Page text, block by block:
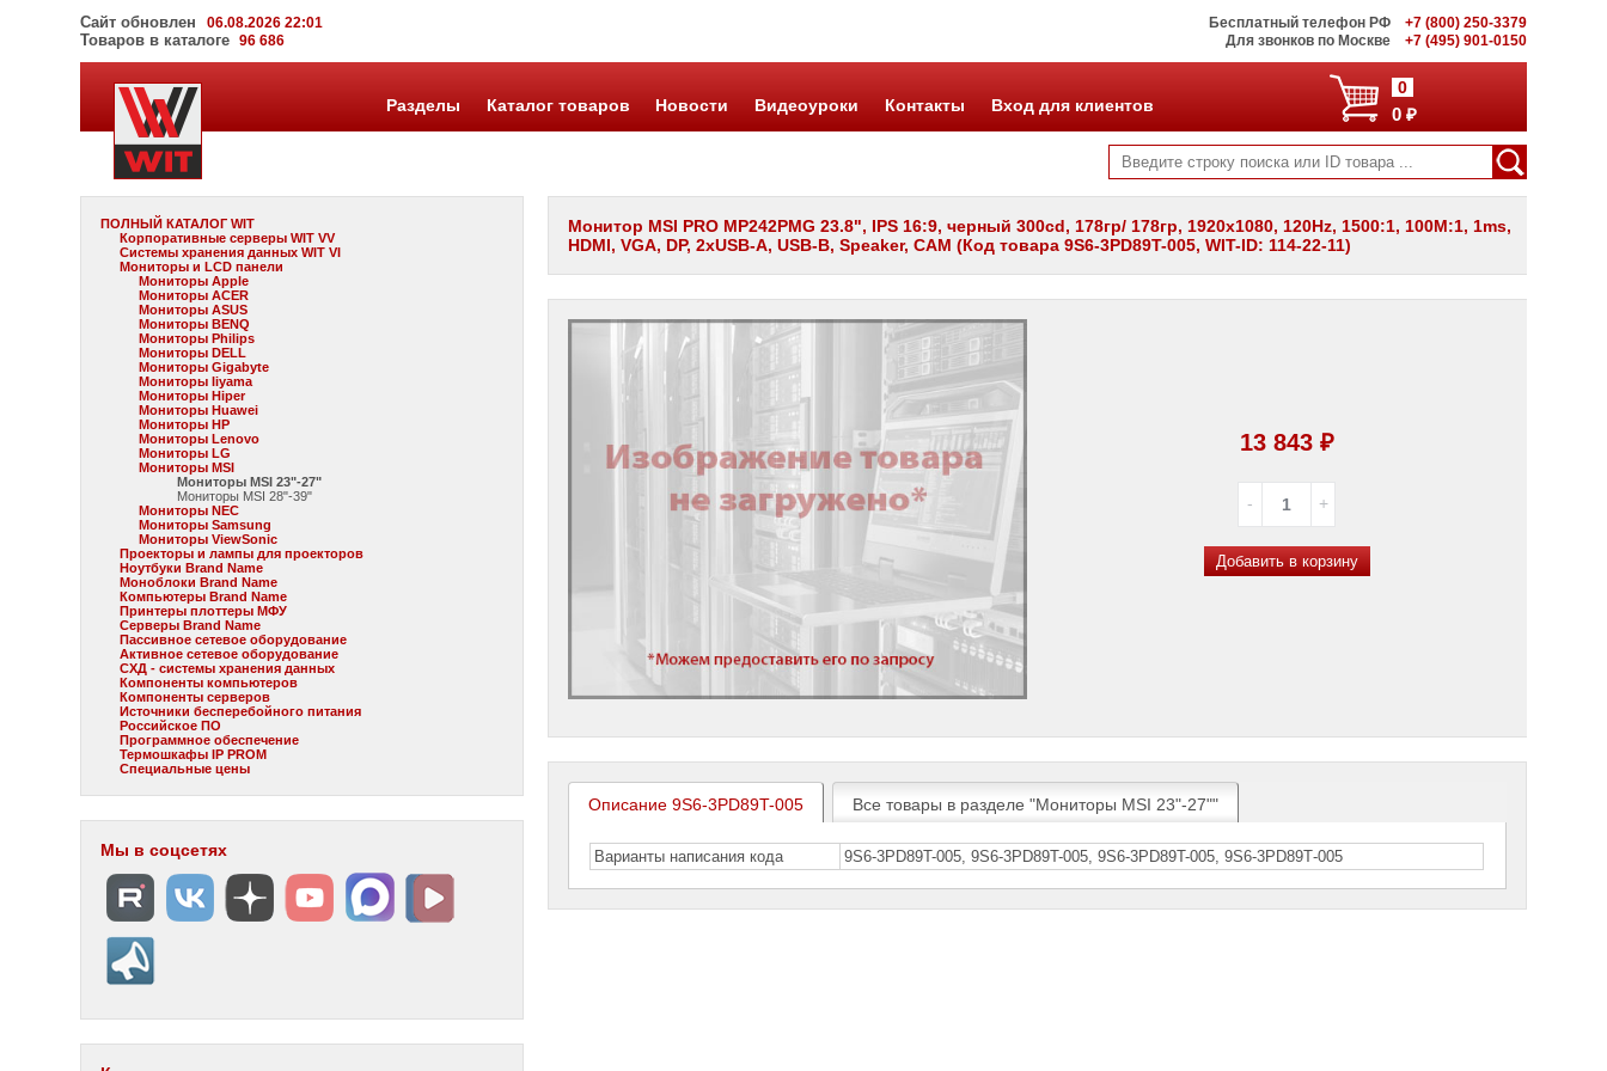
Сайт обновлен 06.08.2026 22:01
Товаров в каталоге96 686
Бесплатный телефон РФ
+7 (800) 250-3379
Для звонков по Москве
+7 (495) 901-0150
0
0 ₽
Разделы Каталог товаров Новости Видеоуроки Контакты Вход для клиентов
ПОЛНЫЙ КАТАЛОГ WIT
Корпоративные серверы WIT VV
Системы хранения данных WIT VI
Мониторы и LCD панели
Мониторы Apple
Мониторы ACER
Мониторы ASUS
Мониторы BENQ
Мониторы Philips
Мониторы DELL
Мониторы Gigabyte
Мониторы Iiyama
Мониторы Hiper
Мониторы Huawei
Мониторы HP
Мониторы Lenovo
Мониторы LG
Мониторы MSI
Мониторы MSI 23"-27"
Мониторы MSI 28"-39"
Мониторы NEC
Мониторы Samsung
Мониторы ViewSonic
Проекторы и лампы для проекторов
Ноутбуки Brand Name
Моноблоки Brand Name
Компьютеры Brand Name
Принтеры плоттеры МФУ
Серверы Brand Name
Пассивное сетевое оборудование
Активное сетевое оборудование
СХД - системы хранения данных
Компоненты компьютеров
Компоненты серверов
Источники бесперебойного питания
Российское ПО
Программное обеспечение
Термошкафы IP PROM
Специальные цены
Мы в соцсетях
Монитор MSI PRO MP242PMG 23.8", IPS 16:9, черный 300cd, 178гр/ 178гр, 1920x1080, 120Hz, 1500:1, 100M:1, 1ms,
HDMI, VGA, DP, 2xUSB-A, USB-B, Speaker, CAM (Код товара 9S6-3PD89T-005, WIT-ID: 114-22-11)
13 843 ₽
Добавить в корзину
Описание 9S6-3PD89T-005 Все товары в разделе "Мониторы MSI 23"-27""
Варианты написания кода 9S6-3PD89T-005, 9S6-3PD89T-005, 9S6-3РD89T-005, 9S6-3РD89Т-005